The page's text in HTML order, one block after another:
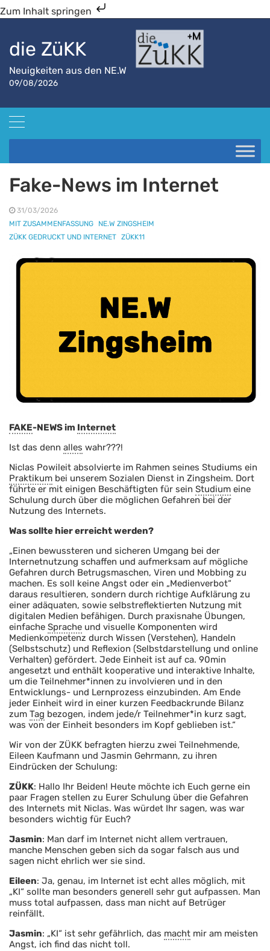
Zum Inhalt springen
die ZüKK
Neuigkeiten aus den NE.W
09/08/2026
Fake-News im Internet
31/03/2026
MIT ZUSAMMENFASSUNG
NE.W ZINGSHEIM
ZÜKK GEDRUCKT UND INTERNET ZÜKK11
FAKE-NEWS im Internet
Ist das denn alles wahr???!
Niclas Powileit absolvierte im Rahmen seines Studiums ein
Praktikum bei unserem Sozialen Dienst in Zingsheim. Dort
führte er mit einigen Beschäftigten für sein Studium eine
Schulung durch über die möglichen Gefahren bei der
Nutzung des Internets.
Was sollte hier erreicht werden?
„Einen bewussteren und sicheren Umgang bei der
Internetnutzung schaffen und aufmerksam auf mögliche
Gefahren durch Betrugsmaschen, Viren und Mobbing zu
machen. Es soll keine Angst oder ein „Medienverbot“
daraus resultieren, sondern durch richtige Aufklärung zu
einer adäquaten, sowie selbstreflektierten Nutzung mit
digitalen Medien befähigen. Durch praxisnahe Übungen,
einfache Sprache und visuelle Komponenten wird
Medienkompetenz durch Wissen (Verstehen), Handeln
(Selbstschutz) und Reflexion (Selbstdarstellung und online
Verhalten) gefördert. Jede Einheit ist auf ca. 90min
angesetzt und enthält kooperative und interaktive Inhalte,
um die Teilnehmer*innen zu involvieren und in den
Entwicklungs- und Lernprozess einzubinden. Am Ende
jeder Einheit wird in einer kurzen Feedbackrunde Bilanz
zum Tag bezogen, indem jede/r Teilnehmer*in kurz sagt,
was von der Einheit besonders im Kopf geblieben ist.“
Wir von der ZÜKK befragten hierzu zwei Teilnehmende,
Eileen Kaufmann und Jasmin Gehrmann, zu ihren
Eindrücken der Schulung:
ZÜKK: Hallo Ihr Beiden! Heute möchte ich Euch gerne ein
paar Fragen stellen zu Eurer Schulung über die Gefahren
des Internets mit Niclas. Was würdet Ihr sagen, was war
besonders wichtig für Euch?
Jasmin: Man darf im Internet nicht allem vertrauen,
manche Menschen geben sich da sogar falsch aus und
sagen nicht ehrlich wer sie sind.
Eileen: Ja, genau, im Internet ist echt alles möglich, mit
„KI“ sollte man besonders generell sehr gut aufpassen. Man
muss total aufpassen, dass man nicht auf Betrüger
reinfällt.
Jasmin: „KI“ ist sehr gefährlich, das macht mir am meisten
Angst, ich find das nicht toll.